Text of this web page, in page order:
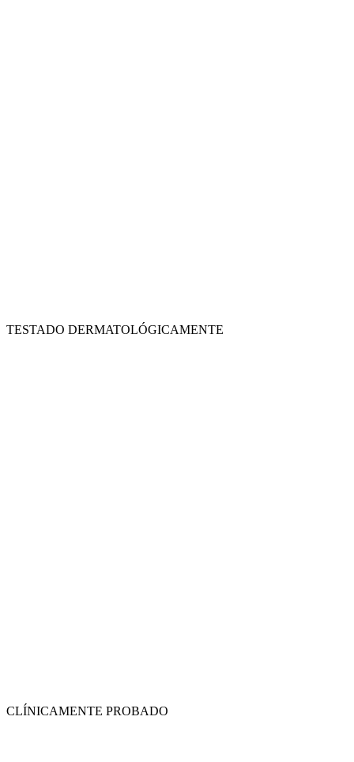
TESTADO DERMATOLÓGICAMENTE
CLÍNICAMENTE PROBADO